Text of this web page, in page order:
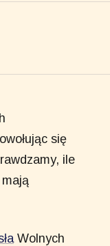
się
ile
Wolnych